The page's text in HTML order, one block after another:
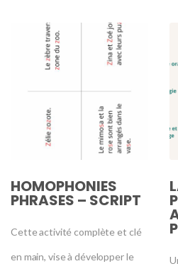
HOMOPHONIES
PHRASES – SCRIPT
Cette activité complète et clé
en main, vise à développer le